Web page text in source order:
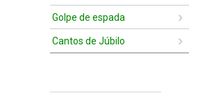
Golpe de espada
Cantos de Júbilo